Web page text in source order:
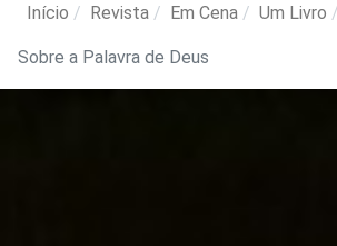
Início Revista Em Cena Um Livro
Sobre a Palavra de Deus